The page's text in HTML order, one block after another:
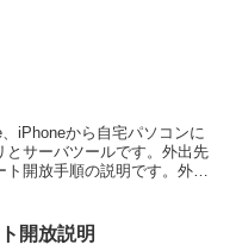
iPhoneから自宅パソコンに
とサーバツールです。外出先
開放手順の説明です。外出
開放説明